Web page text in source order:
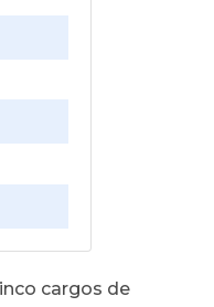
cargos de